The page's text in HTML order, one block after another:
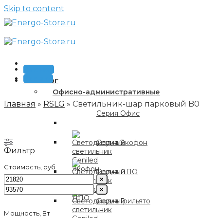
Skip to content
Каталог
Офисно-административные
Серия Офис
Серия Экофон
Серия ЛПО
Серия Грильято
Звонок
Заявка
Главная » RSLG » Светильник-шар парковый B0
Фильтр
Стоимость, руб
×
×
Мощность, Вт